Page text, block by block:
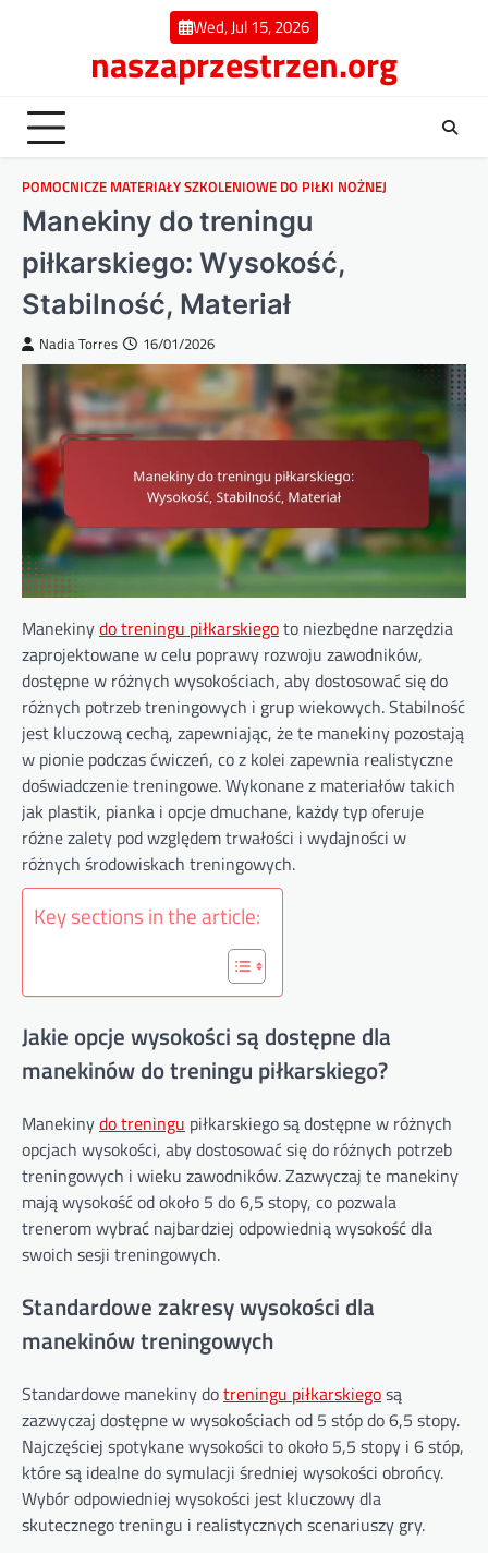
Wed, Jul 15, 2026
naszaprzestrzen.org
POMOCNICZE MATERIAŁY SZKOLENIOWE DO PIŁKI NOŻNEJ
Manekiny do treningu
piłkarskiego: Wysokość,
Stabilność, Materiał
Nadia Torres 16/01/2026
Manekinydo treningu piłkarskiegoto niezbędne narzędzia
zaprojektowane w celu poprawy rozwoju zawodników,
dostępne w różnych wysokościach, aby dostosować się do
różnych potrzeb treningowych i grup wiekowych. Stabilność
jest kluczową cechą, zapewniając, że te manekiny pozostają
w pionie podczas ćwiczeń, co z kolei zapewnia realistyczne
doświadczenie treningowe. Wykonane z materiałów takich
jak plastik, pianka i opcje dmuchane, każdy typ oferuje
różne zalety pod względem trwałości i wydajności w
różnych środowiskach treningowych.
Key sections in the article:
Jakie opcje wysokości są dostępne dla
manekinów do treningu piłkarskiego?
Manekinydo treningu piłkarskiego są dostępne w różnych
opcjach wysokości, aby dostosować się do różnych potrzeb
treningowych i wieku zawodników. Zazwyczaj te manekiny
mają wysokość od około 5 do 6,5 stopy, co pozwala
trenerom wybrać najbardziej odpowiednią wysokość dla
swoich sesji treningowych.
Standardowe zakresy wysokości dla
manekinów treningowych
Standardowe manekiny dotreningu piłkarskiegosą
zazwyczaj dostępne w wysokościach od 5 stóp do 6,5 stopy.
Najczęściej spotykane wysokości to około 5,5 stopy i 6 stóp,
które są idealne do symulacji średniej wysokości obrońcy.
Wybór odpowiedniej wysokości jest kluczowy dla
skutecznego treningu i realistycznych scenariuszy gry.